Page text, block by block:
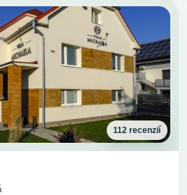
112 recenzií